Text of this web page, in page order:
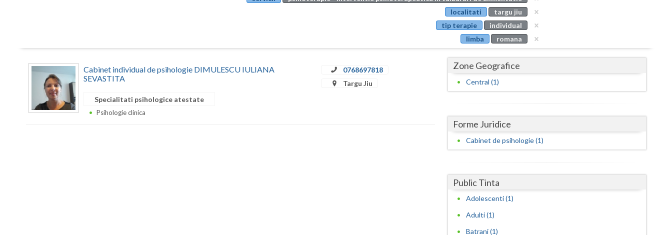
Buzau
Calarasi
Caras-Severin
Dolj
localitati
targu jiu
tip terapie
individual
limba
romana
Cabinet individual de psihologie DIMULESCU IULIANA
SEVASTITA
0768697818
Targu Jiu
Specialitati psihologice atestate
Psihologie clinica
Zone Geografice
Central (1)
Forme Juridice
Cabinet de psihologie (1)
Public Tinta
Adolescenti (1)
Adulti (1)
Batrani (1)